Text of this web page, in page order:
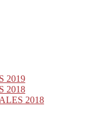
2019
2018
2018